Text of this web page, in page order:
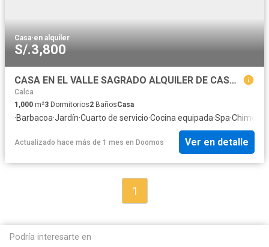
Casa·en alquiler
S/.3,800
CASA EN EL VALLE SAGRADO ALQUILER DE CASA AMOBLADA: pasa una temporada en el valle
Calca
1,000 m²3 Dormitorios2 BañosCasa
·Barbacoa·Jardín·Cuarto de servicio·Cocina equipada·Spa·
Actualizado hace más de 1 mes en Doomos Ver en detalle
1
Podría interesarte en